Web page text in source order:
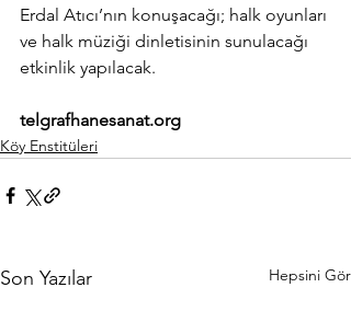
Erdal Atıcı’nın konuşacağı; halk oyunları
ve halk müziği dinletisinin sunulacağı
etkinlik yapılacak.
telgrafhanesanat.org
Köy Enstitüleri
Son Yazılar Hepsini Gör